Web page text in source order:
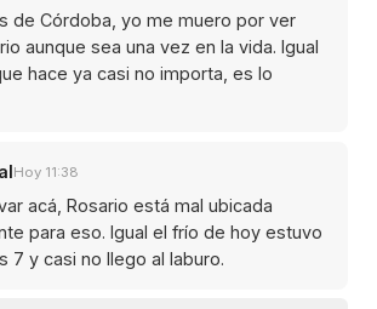
de Córdoba, yo me muero por ver
aunque sea una vez en la vida. Igual
hace ya casi no importa, es lo
Hoy 11:38
acá, Rosario está mal ubicada
para eso. Igual el frío de hoy estuvo
7 y casi no llego al laburo.